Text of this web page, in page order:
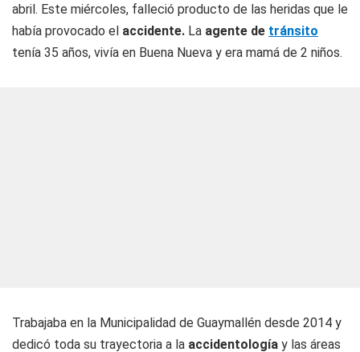
abril. Este miércoles, falleció producto de las heridas que le
había provocado el accidente. La agente de tránsito
tenía 35 años, vivía en Buena Nueva y era mamá de 2 niños.
Trabajaba en la Municipalidad de Guaymallén desde 2014 y
dedicó toda su trayectoria a la accidentología y las áreas